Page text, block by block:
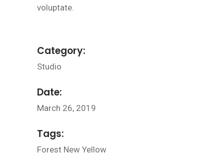
voluptate.
Category:
Studio
Date:
March 26, 2019
Tags:
Forest New Yellow